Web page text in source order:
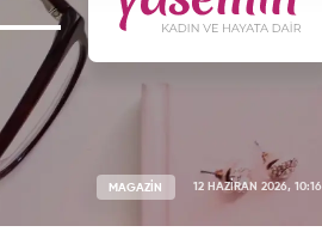
MAGAZİN 12 HAZİRAN 2026, 10:16